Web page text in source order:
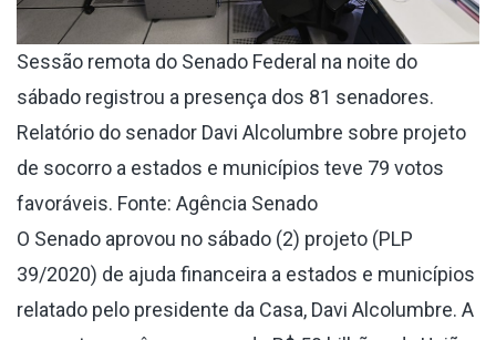
Sessão remota do Senado Federal na noite do
sábado registrou a presença dos 81 senadores.
Relatório do senador Davi Alcolumbre sobre projeto
de socorro a estados e municípios teve 79 votos
favoráveis. Fonte: Agência Senado
O Senado aprovou no sábado (2) projeto (PLP
39/2020) de ajuda financeira a estados e municípios
relatado pelo presidente da Casa, Davi Alcolumbre. A